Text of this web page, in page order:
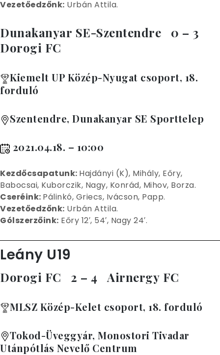
Vezetőedzőnk: Urbán Attila.
Dunakanyar SE-Szentendre 0 – 3
Dorogi FC
Kiemelt UP Közép-Nyugat csoport, 18.
forduló
Szentendre, Dunakanyar SE Sporttelep
2021.04.18. – 10:00
Kezdőcsapatunk: Hajdányi (K), Mihály, Eőry,
Babocsai, Kuborczik, Nagy, Konrád, Mihov, Borza.
Cseréink: Pálinkó, Griecs, Ivácson, Papp.
Vezetőedzőnk: Urbán Attila.
Gólszerzőink: Eőry 12′, 54′, Nagy 24′.
Leány U19
Dorogi FC 2 – 4 Airnergy FC
MLSZ Közép-Kelet csoport, 18. forduló
Tokod-Üveggyár, Monostori Tivadar
Utánpótlás Nevelő Centrum